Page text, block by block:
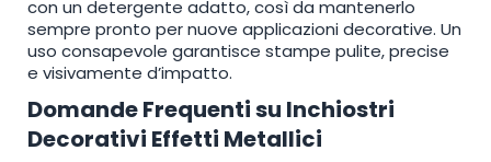
con un detergente adatto, così da mantenerlo
sempre pronto per nuove applicazioni decorative. Un
uso consapevole garantisce stampe pulite, precise
e visivamente d’impatto.
Domande Frequenti su Inchiostri
Decorativi Effetti Metallici